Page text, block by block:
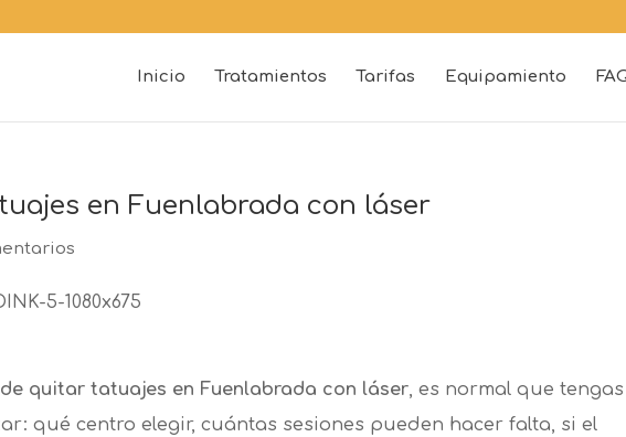
Inicio Tratamientos Tarifas Equipamiento
en Fuenlabrada con láser
quitar tatuajes en Fuenlabrada con láser, es normal que tengas
qué centro elegir, cuántas sesiones pueden hacer falta, si el